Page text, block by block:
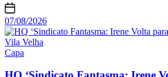
07/08/2026
Capa